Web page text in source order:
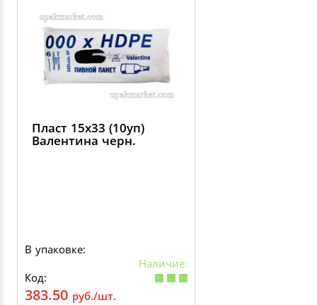
Пласт 15х33 (10уп)
Валентина черн.
В упаковке:
Наличие:
Код:
383.50 руб./шт.